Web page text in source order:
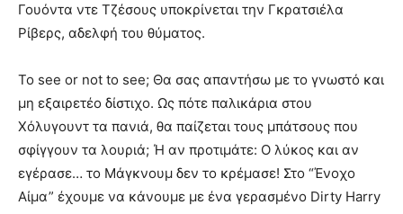
Γουόντα ντε Τζέσους υποκρίνεται την Γκρατσιέλα
Ρίβερς, αδελφή του θύματος.
Το see or not to see; Θα σας απαντήσω με το γνωστό και
μη εξαιρετέο δίστιχο. Ως πότε παλικάρια στου
Χόλυγουντ τα πανιά, θα παίζεται τους μπάτσους που
σφίγγουν τα λουριά; Ή αν προτιμάτε: Ο λύκος και αν
εγέρασε… το Μάγκνουμ δεν το κρέμασε! Στο “Ένοχο
Αίμα” έχουμε να κάνουμε με ένα γερασμένο Dirty Harry